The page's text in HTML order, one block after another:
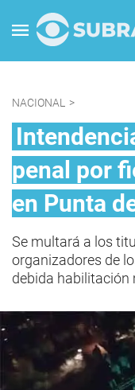
NACIONAL >
penal por
en Punta
Se multará a los
organizadores de
debida habilitación